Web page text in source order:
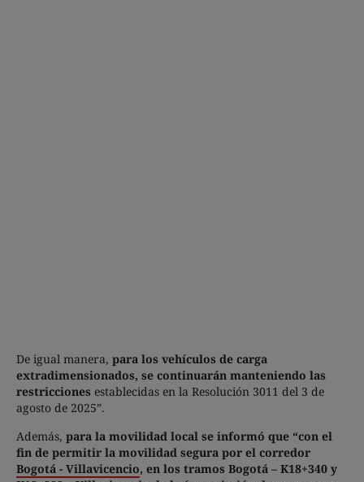
De igual manera, para los vehículos de carga
extradimensionados, se continuarán manteniendo las
restricciones establecidas en la Resolución 3011 del 3 de
agosto de 2025”.
Además, para la movilidad local se informó que “con el
fin de permitir la movilidad segura por el corredor
Bogotá - Villavicencio, en los tramos Bogotá – K18+340 y